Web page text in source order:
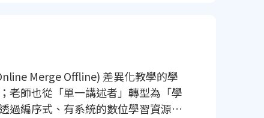
Merge Offline) 差異化教學的學
老師也從「單一講述者」轉型為「學
過編序式、有系統的數位學習資源支